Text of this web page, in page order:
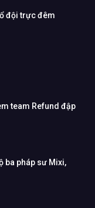
đội trực đêm
team Refund đập
ba pháp sư Mixi,